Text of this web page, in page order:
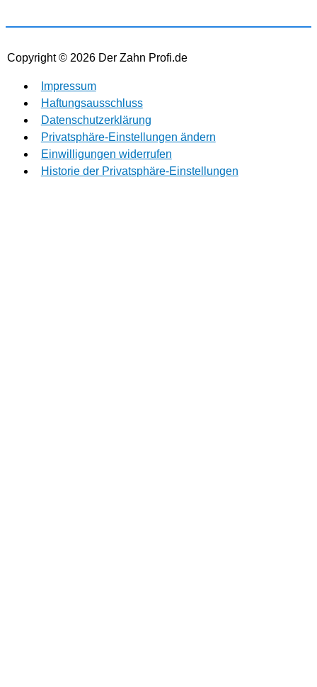
Copyright © 2026 Der Zahn Profi.de
Impressum
Haftungsausschluss
Datenschutzerklärung
Privatsphäre-Einstellungen ändern
Einwilligungen widerrufen
Historie der Privatsphäre-Einstellungen